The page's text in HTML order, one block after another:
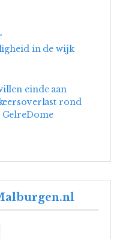
in de wijk
einde aan
rond
GelreDome